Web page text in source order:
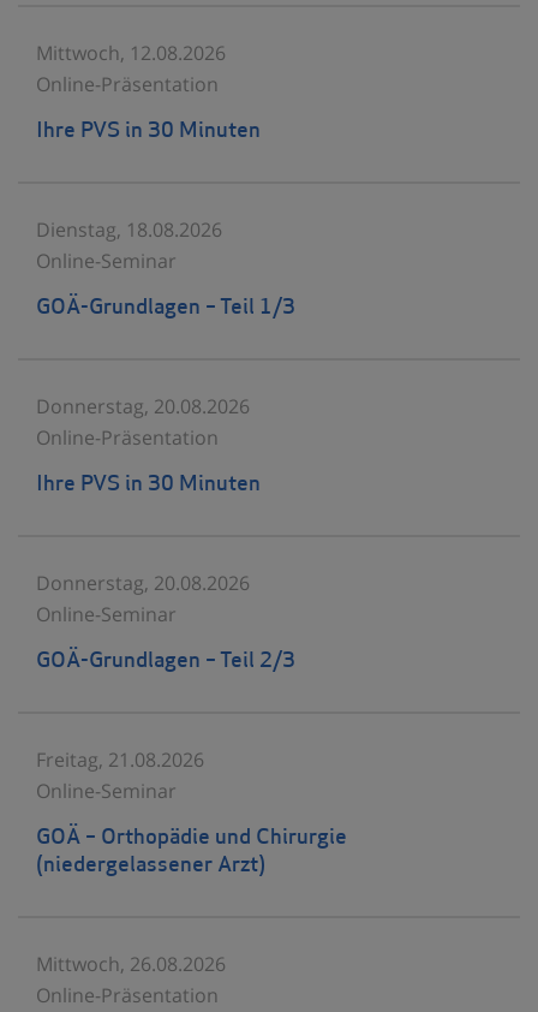
Mittwoch, 12.08.2026
Online-Präsentation
Ihre PVS in 30 Minuten
Dienstag, 18.08.2026
Online-Seminar
GOÄ-Grundlagen – Teil 1/3
Donnerstag, 20.08.2026
Online-Präsentation
Ihre PVS in 30 Minuten
Donnerstag, 20.08.2026
Online-Seminar
GOÄ-Grundlagen – Teil 2/3
Freitag, 21.08.2026
Online-Seminar
GOÄ – Orthopädie und Chirurgie
(niedergelassener Arzt)
Mittwoch, 26.08.2026
Online-Präsentation